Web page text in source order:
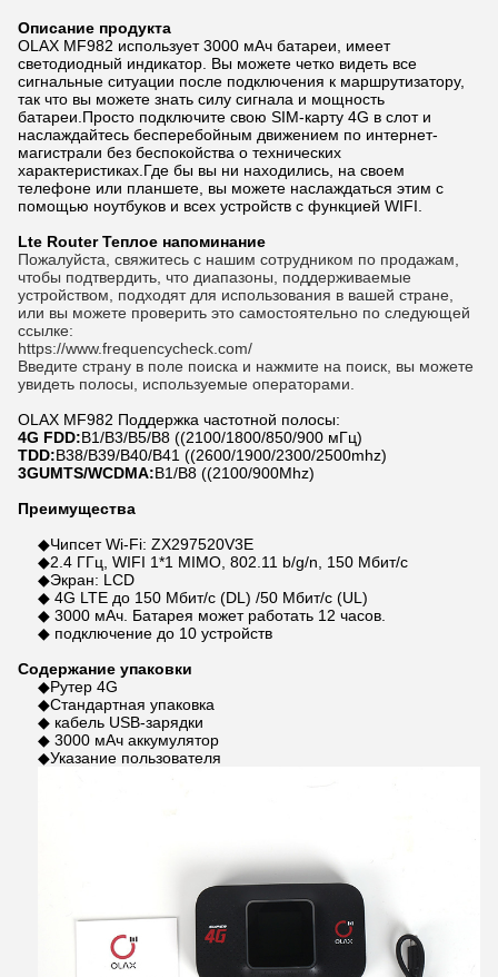
Описание продукта
OLAX MF982 использует 3000 мАч батареи, имеет
светодиодный индикатор. Вы можете четко видеть все
сигнальные ситуации после подключения к маршрутизатору,
так что вы можете знать силу сигнала и мощность
батареи.Просто подключите свою SIM-карту 4G в слот и
наслаждайтесь бесперебойным движением по интернет-
магистрали без беспокойства о технических
характеристиках. Где бы вы ни находились, на своем
телефоне или планшете, вы можете наслаждаться этим с
помощью ноутбуков и всех устройств с функцией WIFI.
Lte Router Теплое напоминание
Пожалуйста, свяжитесь с нашим сотрудником по продажам,
чтобы подтвердить, что диапазоны, поддерживаемые
устройством, подходят для использования в вашей стране,
или вы можете проверить это самостоятельно по следующей
ссылке:
https://www.frequencycheck.com/
Введите страну в поле поиска и нажмите на поиск, вы можете
увидеть полосы, используемые операторами.
OLAX MF982 Поддержка частотной полосы:
4G FDD:B1/B3/B5/B8 ((2100/1800/850/900 мГц)
TDD:B38/B39/B40/B41 ((2600/1900/2300/2500mhz)
3GUMTS/WCDMA:B1/B8 ((2100/900Mhz)
Преимущества
◆Чипсет Wi-Fi: ZX297520V3E
◆2.4 ГГц, WIFI 1*1 MIMO, 802.11 b/g/n, 150 Мбит/с
◆Экран: LCD
◆ 4G LTE до 150 Мбит/с (DL) /50 Мбит/с (UL)
◆ 3000 мАч. Батарея может работать 12 часов.
◆ подключение до 10 устройств
Содержание упаковки
◆Рутер 4G
◆Стандартная упаковка
◆ кабель USB-зарядки
◆ 3000 мАч аккумулятор
◆Указание пользователя